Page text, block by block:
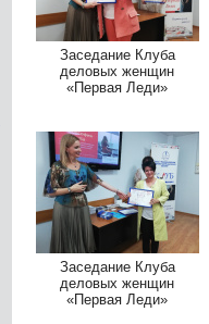
Заседание Клуба
деловых женщин
«Первая Леди»
Заседание Клуба
деловых женщин
«Первая Леди»